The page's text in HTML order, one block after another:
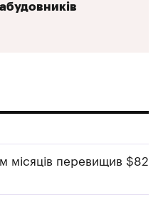
місяців перевищив $82